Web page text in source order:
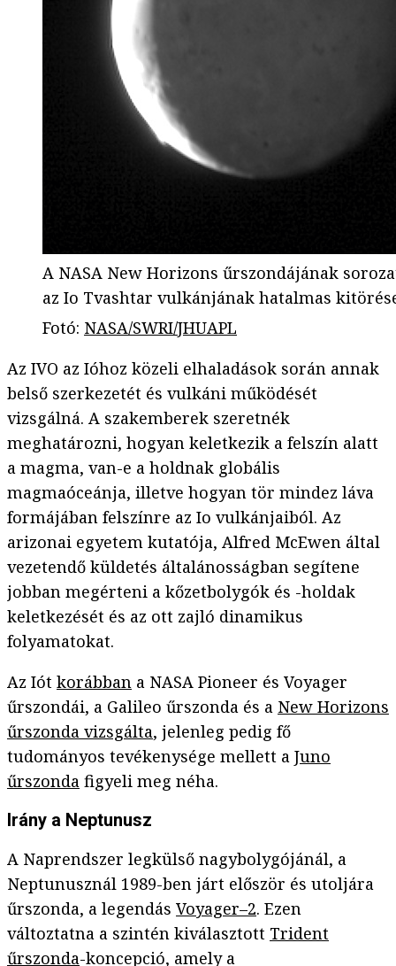
A NASA New Horizons űrszondájának
az Io Tvashtar vulkánjának hatalmas
Fotó: NASA/SWRI/JHUAPL
Az IVO az Ióhoz közeli elhaladások során annak
belső szerkezetét és vulkáni működését
vizsgálná. A szakemberek szeretnék
meghatározni, hogyan keletkezik a felszín alatt
a magma, van-e a holdnak globális
magmaóceánja, illetve hogyan tör mindez láva
formájában felszínre az Io vulkánjaiból. Az
arizonai egyetem kutatója, Alfred McEwen által
vezetendő küldetés általánosságban segítene
jobban megérteni a kőzetbolygók és -holdak
keletkezését és az ott zajló dinamikus
folyamatokat.
Az Iót korábban a NASA Pioneer és Voyager
űrszondái, a Galileo űrszonda és a New Horizons
űrszonda vizsgálta, jelenleg pedig fő
tudományos tevékenysége mellett a Juno
űrszonda figyeli meg néha.
Irány a Neptunusz
A Naprendszer legkülső nagybolygójánál, a
Neptunusznál 1989-ben járt először és utoljára
űrszonda, a legendás Voyager–2. Ezen
változtatna a szintén kiválasztott Trident
űrszonda-koncepció, amely a